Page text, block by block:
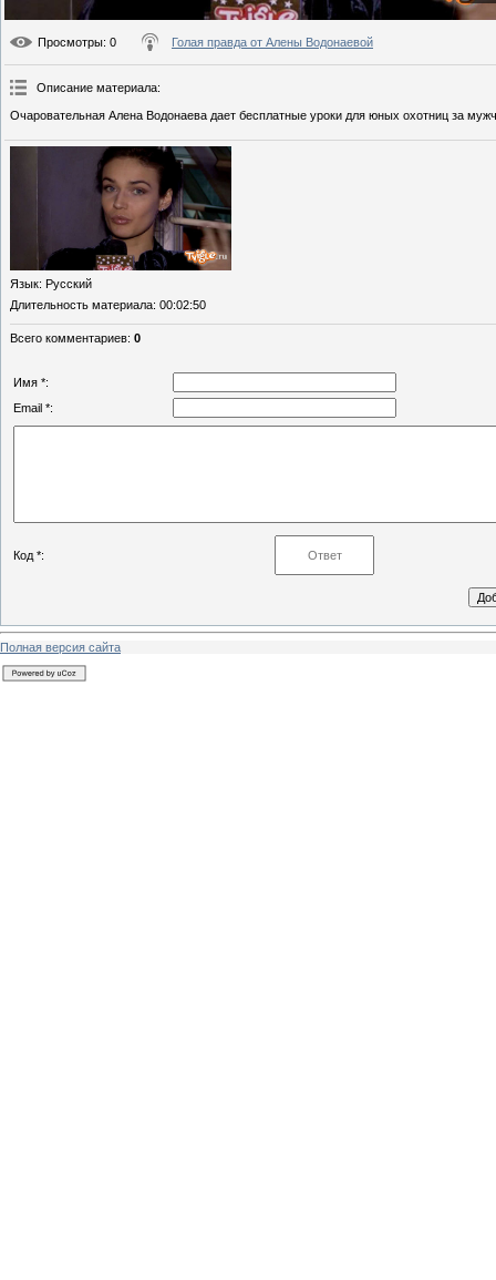
Просмотры: 0 Голая правда от Алены Водонаевой
Описание материала:
Очаровательная Алена Водонаева дает бесплатные уроки для юных охотниц за
Язык: Русский
Длительность материала: 00:02:50
Всего комментариев: 0
Имя *:
Email *:
Код *:
Полная версия сайта